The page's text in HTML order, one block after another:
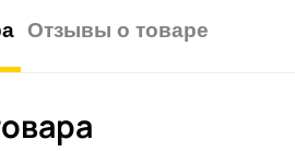
Отзывы о товаре